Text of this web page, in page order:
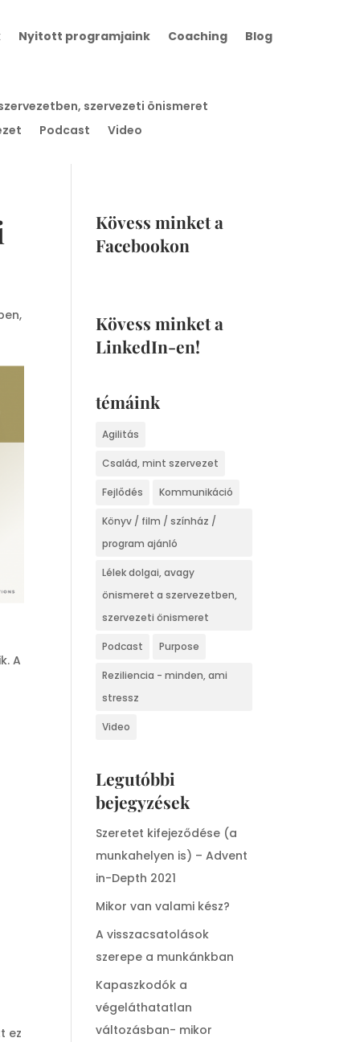
Nyitott programjaink Coaching
Blog
szervezeti önismeret
Podcast Video
A
ez
Kövess minket a
Facebookon
Kövess minket a
LinkedIn-en!
témáink
Agilitás
Család, mint szervezet
Fejlődés Kommunikáció
Könyv / film / színház /
program ajánló
Lélek dolgai, avagy
önismeret a szervezetben,
szervezeti önismeret
Podcast Purpose
Reziliencia - minden, ami
stressz
Video
Legutóbbi
bejegyzések
Szeretet kifejeződése (a
munkahelyen is) – Advent
in-Depth 2021
Mikor van valami kész?
A visszacsatolások
szerepe a munkánkban
Kapaszkodók a
végeláthatatlan
változásban- mikor